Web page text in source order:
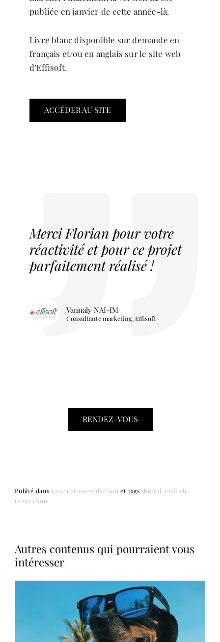
publiée en janvier de cette année-là.
Livre blanc disponible sur demande en
français et/ou en anglais sur le site web
d’Effisoft.
ACCÉDER AU SITE
Merci Florian pour votre
réactivité et pour ce projet
parfaitement réalisé !
Vannaly NAI-IM
Consultante marketing, Effisoft
RENDEZ-VOUS
Publié dans Conception-rédaction et tags digital english
innovation
Autres contenus qui pourraient vous
intéresser